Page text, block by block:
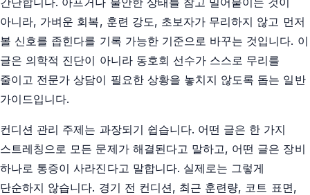
아니라, 가벼운 회복, 훈련 강도, 초보자가 무리하지 않고 먼저
볼 신호를 좁힌다를 기록 가능한 기준으로 바꾸는 것입니다. 이
글은 의학적 진단이 아니라 동호회 선수가 스스로 무리를
줄이고 전문가 상담이 필요한 상황을 놓치지 않도록 돕는 일반
가이드입니다.
컨디션 관리 주제는 과장되기 쉽습니다. 어떤 글은 한 가지
스트레칭으로 모든 문제가 해결된다고 말하고, 어떤 글은 장비
하나로 통증이 사라진다고 말합니다. 실제로는 그렇게
단순하지 않습니다. 경기 전 컨디션, 최근 훈련량, 코트 표면,